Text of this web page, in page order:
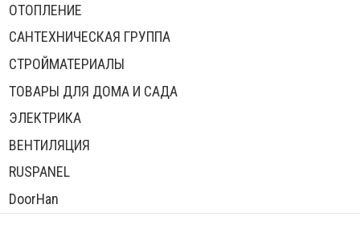
ОТОПЛЕНИЕ
САНТЕХНИЧЕСКАЯ ГРУППА
СТРОЙМАТЕРИАЛЫ
ТОВАРЫ ДЛЯ ДОМА И САДА
ЭЛЕКТРИКА
ВЕНТИЛЯЦИЯ
RUSPANEL
DoorHan